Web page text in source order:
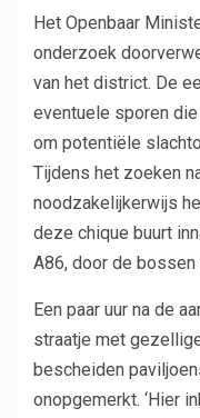
Het Openbaar
onderzoek
van het district. De
eventuele sporen
om potentiële
Tijdens het zoeken
noodzakelijkerwijs
deze chique buurt
A86, door de bossen
Een paar uur na de
straatje met
bescheiden
onopgemerkt. ‘Hier